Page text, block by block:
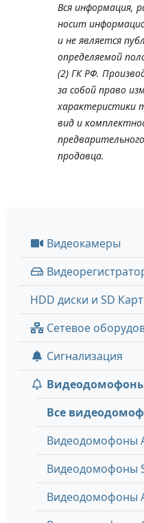
Вся информация,
носит
и не является
определяемой
(2) ГК РФ.
за собой право
характеристики
вид и
продавца.
Видеокамеры
HDD диски и SD
Сетевое
Сигнализация
Все
Видеодомофоны
Видеодомофоны
Видеодомофоны